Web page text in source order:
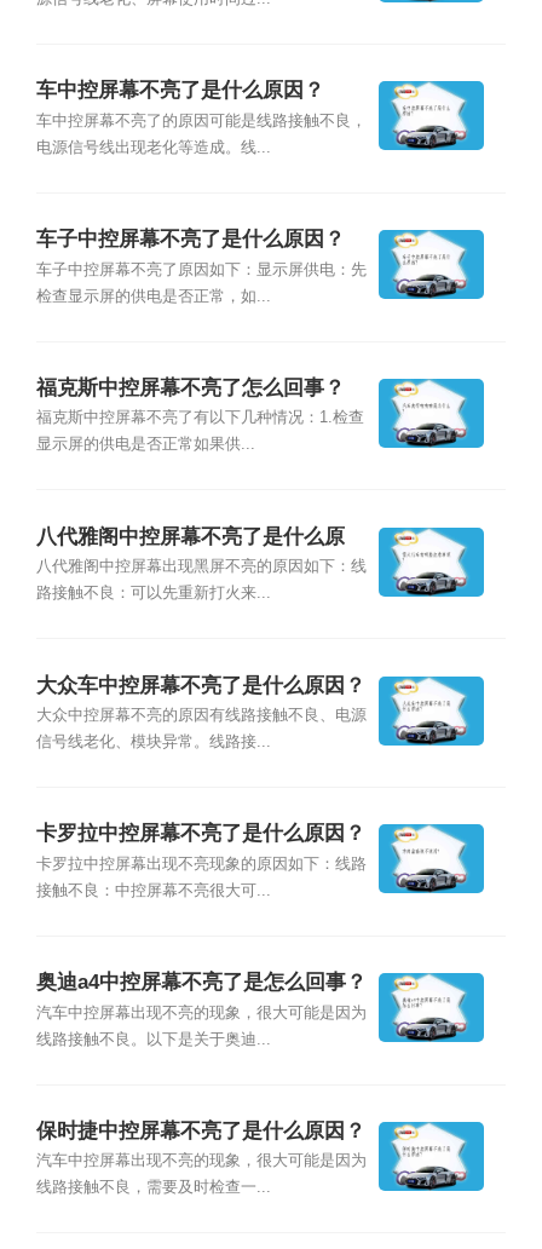
车中控屏幕不亮了是什么原因？
车中控屏幕不亮了的原因可能是线路接触不良，
电源信号线出现老化等造成。线...
车子中控屏幕不亮了是什么原因？
车子中控屏幕不亮了原因如下：显示屏供电：先
检查显示屏的供电是否正常，如...
福克斯中控屏幕不亮了怎么回事？
福克斯中控屏幕不亮了有以下几种情况：1.检查
显示屏的供电是否正常如果供...
八代雅阁中控屏幕不亮了是什么原
因？
八代雅阁中控屏幕出现黑屏不亮的原因如下：线
路接触不良：可以先重新打火来...
大众车中控屏幕不亮了是什么原因？
大众中控屏幕不亮的原因有线路接触不良、电源
信号线老化、模块异常。线路接...
卡罗拉中控屏幕不亮了是什么原因？
卡罗拉中控屏幕出现不亮现象的原因如下：线路
接触不良：中控屏幕不亮很大可...
奥迪a4中控屏幕不亮了是怎么回事？
汽车中控屏幕出现不亮的现象，很大可能是因为
线路接触不良。以下是关于奥迪...
保时捷中控屏幕不亮了是什么原因？
汽车中控屏幕出现不亮的现象，很大可能是因为
线路接触不良，需要及时检查一...